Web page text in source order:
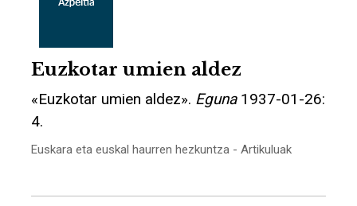
Euzkotar umien aldez
«Euzkotar umien aldez». Eguna1937-01-26:
4.
Euskara eta euskal haurren hezkuntza - Artikuluak